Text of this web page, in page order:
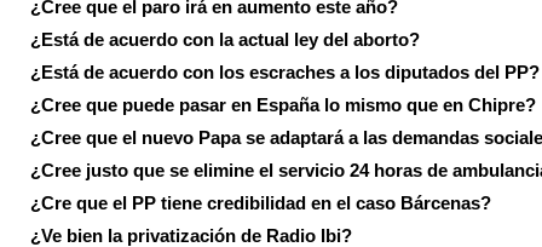
¿Cree que el paro irá en aumento este año?
¿Está de acuerdo con la actual ley del aborto?
¿Está de acuerdo con los escraches a los diputados del PP?
¿Cree que puede pasar en España lo mismo que en Chipre?
¿Cree que el nuevo Papa se adaptará a las demandas
¿Cree justo que se elimine el servicio 24 horas de
¿Cre que el PP tiene credibilidad en el caso Bárcenas?
¿Ve bien la privatización de Radio Ibi?